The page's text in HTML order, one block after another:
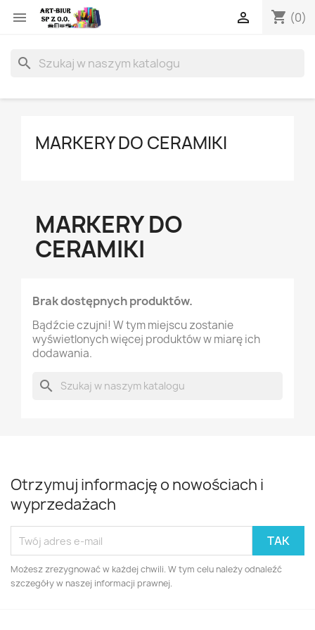
 shopping_cart (0)

search
MARKERY DO CERAMIKI
MARKERY DO
CERAMIKI
Brak dostępnych produktów.
Bądźcie czujni! W tym miejscu zostanie
wyświetlonych więcej produktów w miarę ich
dodawania.
search
Otrzymuj informację o nowościach i
wyprzedażach
Możesz zrezygnować w każdej chwili. W tym celu należy odnaleźć
szczegóły w naszej informacji prawnej.